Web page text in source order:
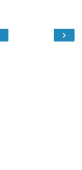
›